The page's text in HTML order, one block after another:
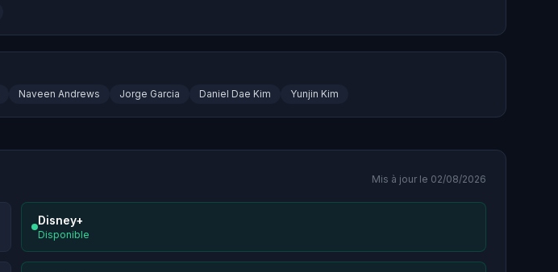
Naveen Andrews Jorge Garcia Daniel Dae Kim Yunjin Kim
Mis à jour le 02/08/2026
Disney+
Disponible